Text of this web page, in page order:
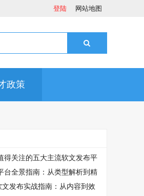
登陆 网站地图
政策
得关注的五大主流软文发布平
台全景指南：从类型解析到精
播密码
发布实战指南：从内容到效